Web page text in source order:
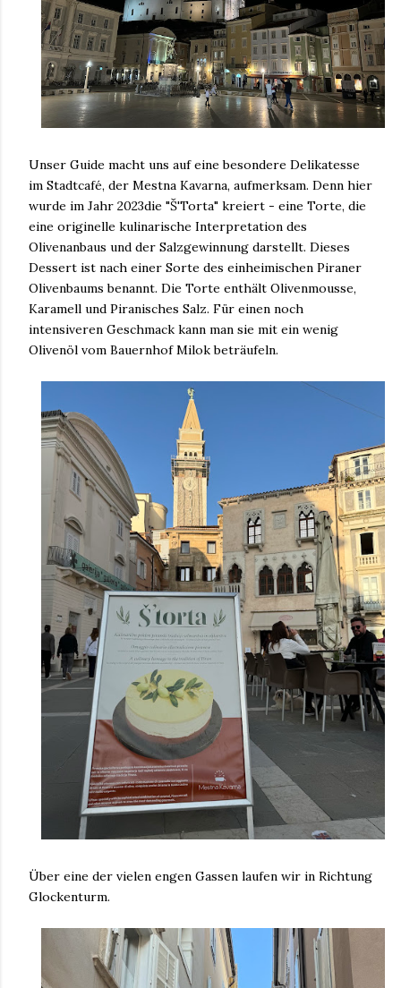
Unser Guide macht uns auf eine besondere Delikatesse
im Stadtcafé, der Mestna Kavarna, aufmerksam. Denn hier
wurde im Jahr 2023die "Š'Torta" kreiert - eine Torte, die
eine originelle kulinarische Interpretation des
Olivenanbaus und der Salzgewinnung darstellt. Dieses
Dessert ist nach einer Sorte des einheimischen Piraner
Olivenbaums benannt. Die Torte enthält Olivenmousse,
Karamell und Piranisches Salz. Für einen noch
intensiveren Geschmack kann man sie mit ein wenig
Olivenöl vom Bauernhof Milok beträufeln.
Über eine der vielen engen Gassen laufen wir in Richtung
Glockenturm.